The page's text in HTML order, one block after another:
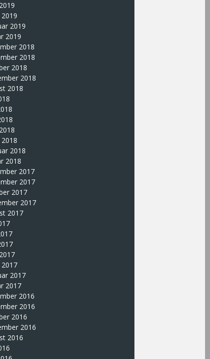
2019
2019
2018
2018
2018
2018
2018
2018
2018
2017
2017
2017
2017
2017
2017
2017
2016
2016
2016
2016
2016